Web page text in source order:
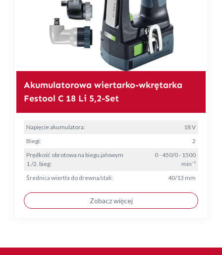
Akumulatorowa wiertarko-wkrętarka
Festool C 18 Li 5,2-Set
Napięcie akumulatora:
18 V
Biegi:
2
Prędkość obrotowa na biegu jałowym
1./2. bieg:
0 - 450/0 - 1500
min⁻¹
Średnica wiertła do drewna/stali:
40/13 mm
Zobacz więcej